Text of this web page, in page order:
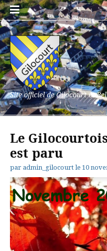
Aller
au
contenu
Site officiel de Gilocourt et
Le
est paru
par admin_gilocourt le 10